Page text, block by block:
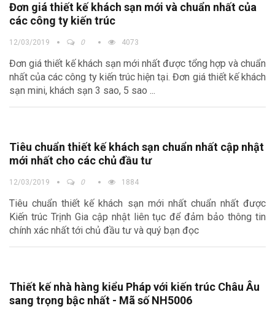
Đơn giá thiết kế khách sạn mới và chuẩn nhất của
các công ty kiến trúc
12/03/2019 0 4073
Đơn giá thiết kế khách sạn mới nhất được tổng hợp và chuẩn
nhất của các công ty kiến trúc hiện tại. Đơn giá thiết kế khách
sạn mini, khách sạn 3 sao, 5 sao ...
Tiêu chuẩn thiết kế khách sạn chuẩn nhất cập nhật
mới nhất cho các chủ đầu tư
12/03/2019 0 1884
Tiêu chuẩn thiết kế khách sạn mới nhất chuẩn nhất được
Kiến trúc Trịnh Gia cập nhật liên tục để đảm bảo thông tin
chính xác nhất tới chủ đầu tư và quý bạn đọc
Thiết kế nhà hàng kiểu Pháp với kiến trúc Châu Âu
sang trọng bậc nhất - Mã số NH5006